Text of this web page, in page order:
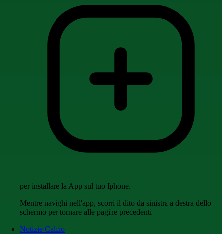
per installare la App sul tuo Iphone.
Mentre navighi nell'app, scorri il dito da sinistra a destra dello
schermo per tornare alle pagine precedenti
Notizie Calcio